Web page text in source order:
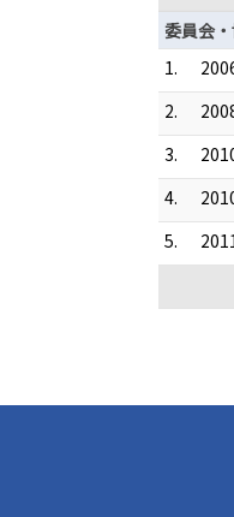
委員会
1.
2.
3.
4.
5.